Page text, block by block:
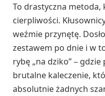
To drastyczna metoda,
cierpliwości.
weźmie przynętę.
zestawem po dnie i w
rybę „na dziko” –
brutalne kaleczenie,
absolutnie żadnych